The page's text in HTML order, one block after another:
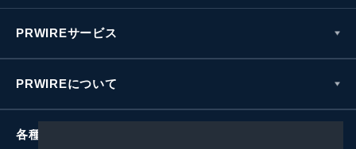
PRWIREサービス
PRWIREについて
各種お問い合わせ